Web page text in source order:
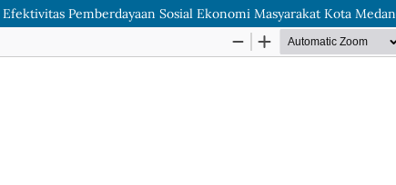
Pemberdayaan Sosial Ekonomi Masyarakat Kota Medan